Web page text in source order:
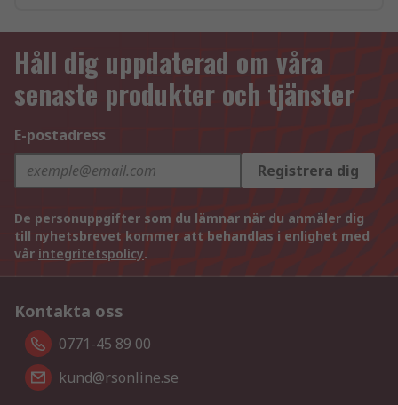
Håll dig uppdaterad om våra
senaste produkter och tjänster
E-postadress
Registrera dig
De personuppgifter som du lämnar när du anmäler dig
till nyhetsbrevet kommer att behandlas i enlighet med
vår integritetspolicy.
Kontakta oss
0771-45 89 00
kund@rsonline.se